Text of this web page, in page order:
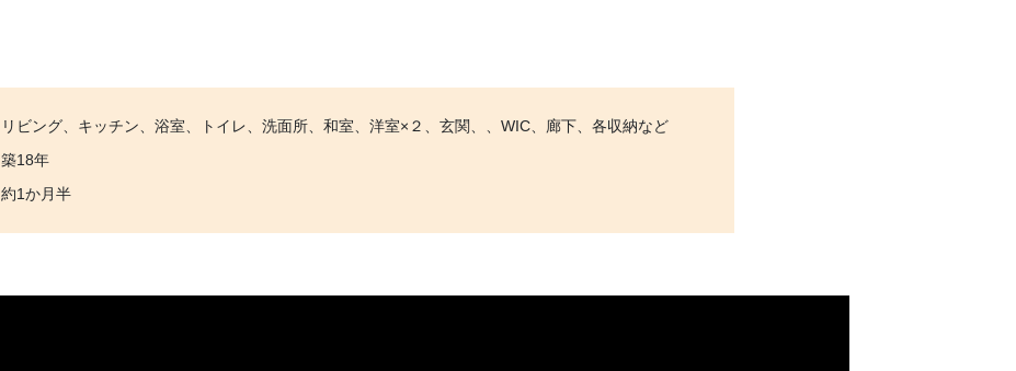
リビング、キッチン、浴室、トイレ、洗面所、和室、洋室×２、玄関、、WIC、廊下、各収納など
築18年
約1か月半